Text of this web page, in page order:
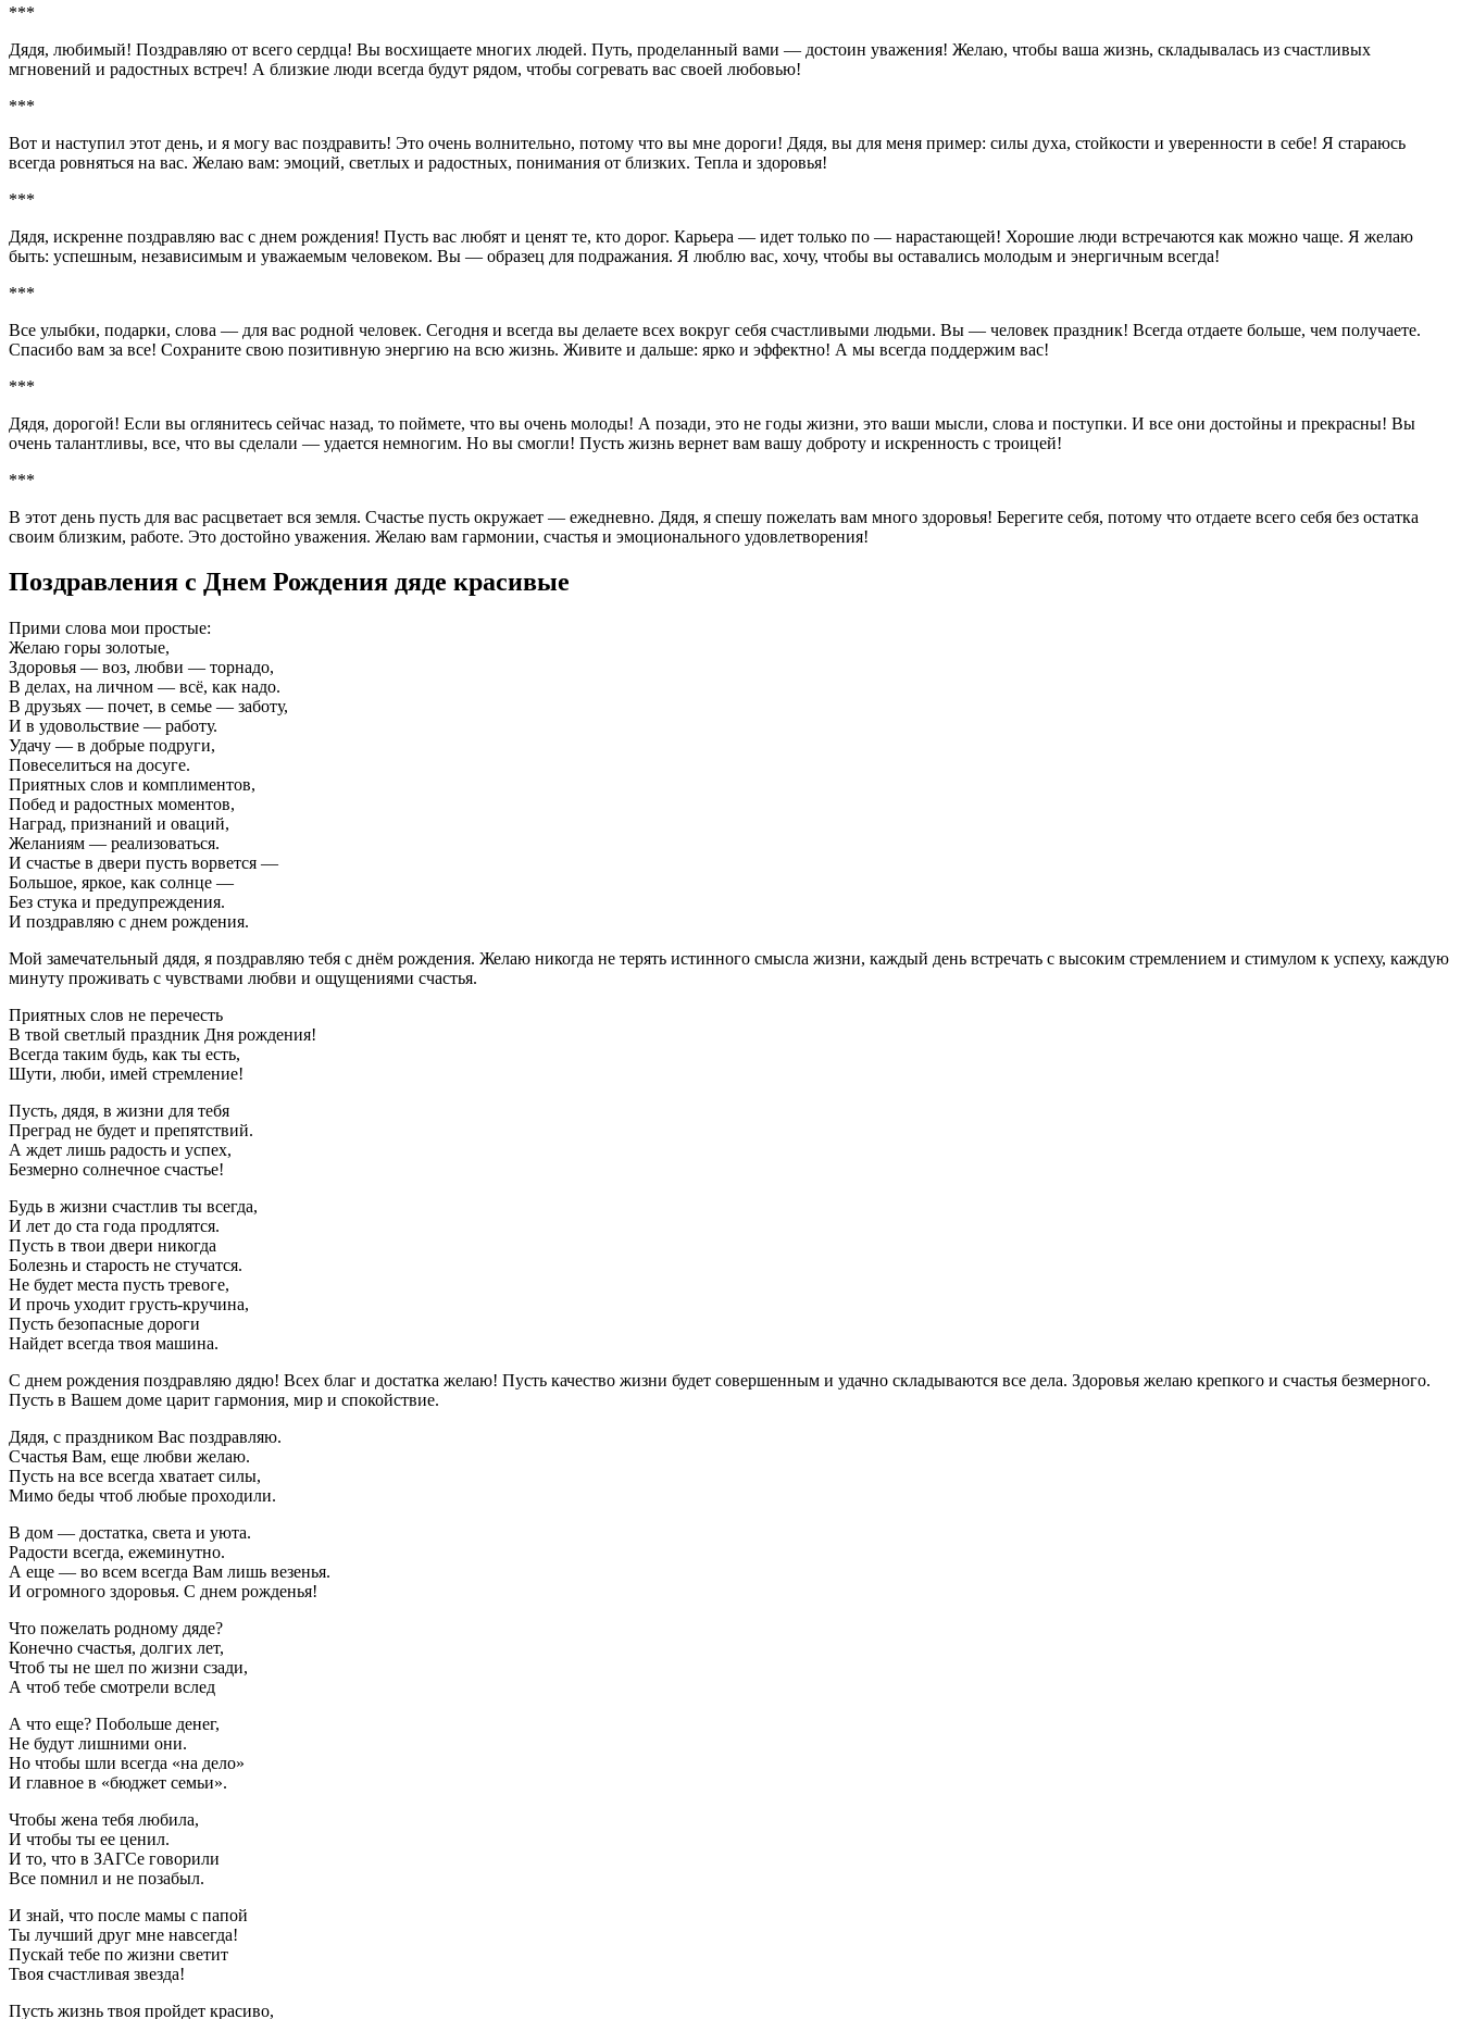
***
Дядя, любимый! Поздравляю от всего сердца! Вы восхищаете многих людей. Путь, проделанный вами — достоин уважения! Желаю, чтобы ваша жизнь, складывалась из счастливых
мгновений и радостных встреч! А близкие люди всегда будут рядом, чтобы согревать вас своей любовью!
***
Вот и наступил этот день, и я могу вас поздравить! Это очень волнительно, потому что вы мне дороги! Дядя, вы для меня пример: силы духа, стойкости и уверенности в себе! Я стараюсь
всегда ровняться на вас. Желаю вам: эмоций, светлых и радостных, понимания от близких. Тепла и здоровья!
***
Дядя, искренне поздравляю вас с днем рождения! Пусть вас любят и ценят те, кто дорог. Карьера — идет только по — нарастающей! Хорошие люди встречаются как можно чаще. Я желаю
быть: успешным, независимым и уважаемым человеком. Вы — образец для подражания. Я люблю вас, хочу, чтобы вы оставались молодым и энергичным всегда!
***
Все улыбки, подарки, слова — для вас родной человек. Сегодня и всегда вы делаете всех вокруг себя счастливыми людьми. Вы — человек праздник! Всегда отдаете больше, чем получаете.
Спасибо вам за все! Сохраните свою позитивную энергию на всю жизнь. Живите и дальше: ярко и эффектно! А мы всегда поддержим вас!
***
Дядя, дорогой! Если вы оглянитесь сейчас назад, то поймете, что вы очень молоды! А позади, это не годы жизни, это ваши мысли, слова и поступки. И все они достойны и прекрасны! Вы
очень талантливы, все, что вы сделали — удается немногим. Но вы смогли! Пусть жизнь вернет вам вашу доброту и искренность с троицей!
***
В этот день пусть для вас расцветает вся земля. Счастье пусть окружает — ежедневно. Дядя, я спешу пожелать вам много здоровья! Берегите себя, потому что отдаете всего себя без остатка
своим близким, работе. Это достойно уважения. Желаю вам гармонии, счастья и эмоционального удовлетворения!
Поздравления с Днем Рождения дяде красивые
Прими слова мои простые:
Желаю горы золотые,
Здоровья — воз, любви — торнадо,
В делах, на личном — всё, как надо.
В друзьях — почет, в семье — заботу,
И в удовольствие — работу.
Удачу — в добрые подруги,
Повеселиться на досуге.
Приятных слов и комплиментов,
Побед и радостных моментов,
Наград, признаний и оваций,
Желаниям — реализоваться.
И счастье в двери пусть ворвется —
Большое, яркое, как солнце —
Без стука и предупреждения.
И поздравляю с днем рождения.
Мой замечательный дядя, я поздравляю тебя с днём рождения. Желаю никогда не терять истинного смысла жизни, каждый день встречать с высоким стремлением и стимулом к успеху, каждую
минуту проживать с чувствами любви и ощущениями счастья.
Приятных слов не перечесть
В твой светлый праздник Дня рождения!
Всегда таким будь, как ты есть,
Шути, люби, имей стремление!
Пусть, дядя, в жизни для тебя
Преград не будет и препятствий.
А ждет лишь радость и успех,
Безмерно солнечное счастье!
Будь в жизни счастлив ты всегда,
И лет до ста года продлятся.
Пусть в твои двери никогда
Болезнь и старость не стучатся.
Не будет места пусть тревоге,
И прочь уходит грусть-кручина,
Пусть безопасные дороги
Найдет всегда твоя машина.
С днем рождения поздравляю дядю! Всех благ и достатка желаю! Пусть качество жизни будет совершенным и удачно складываются все дела. Здоровья желаю крепкого и счастья безмерного.
Пусть в Вашем доме царит гармония, мир и спокойствие.
Дядя, с праздником Вас поздравляю.
Счастья Вам, еще любви желаю.
Пусть на все всегда хватает силы,
Мимо беды чтоб любые проходили.
В дом — достатка, света и уюта.
Радости всегда, ежеминутно.
А еще — во всем всегда Вам лишь везенья.
И огромного здоровья. С днем рожденья!
Что пожелать родному дяде?
Конечно счастья, долгих лет,
Чтоб ты не шел по жизни сзади,
А чтоб тебе смотрели вслед
А что еще? Побольше денег,
Не будут лишними они.
Но чтобы шли всегда «на дело»
И главное в «бюджет семьи».
Чтобы жена тебя любила,
И чтобы ты ее ценил.
И то, что в ЗАГСе говорили
Все помнил и не позабыл.
И знай, что после мамы с папой
Ты лучший друг мне навсегда!
Пускай тебе по жизни светит
Твоя счастливая звезда!
Пусть жизнь твоя пройдет красиво,